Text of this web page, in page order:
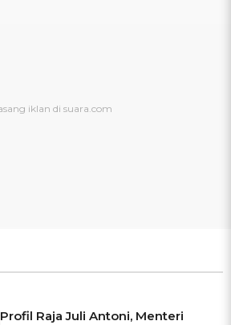
Profil Raja Juli Antoni, Menteri